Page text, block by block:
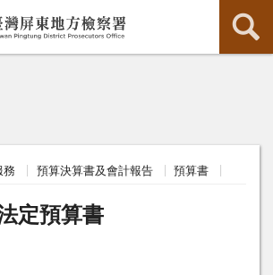
務 預算決算書及會計報告 預算書
定預算書